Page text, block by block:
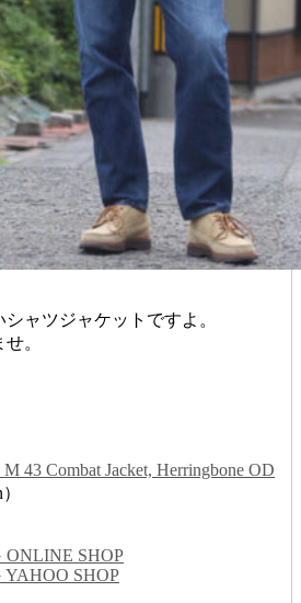
ャツジャケットですよ。
。
43 Combat Jacket, Herringbone OD
SHOP
SHOP